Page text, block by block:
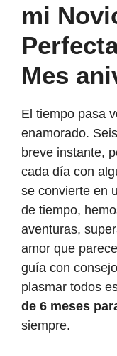
mi
Mes
El tiempo pasa
enamorado.
breve instante,
cada día con
se convierte en
de tiempo,
aventuras,
amor que
guía con
plasmar todos
de 6 meses
siempre.